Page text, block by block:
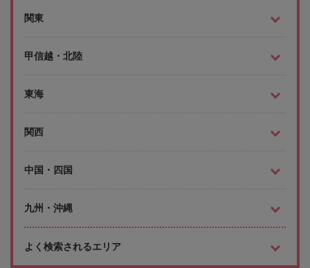
関東
甲信越・北陸
東海
関西
中国・四国
九州・沖縄
よく検索されるエリア